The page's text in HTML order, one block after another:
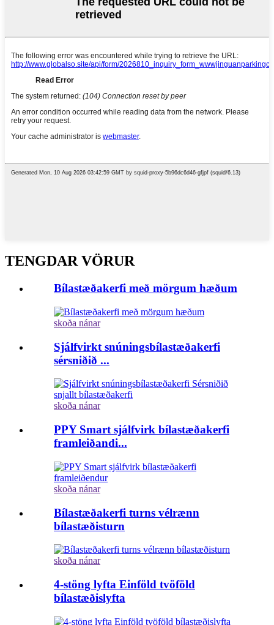
TENGDAR VÖRUR
Bílastæðakerfi með mörgum hæðum
skoða nánar
Sjálfvirkt snúningsbílastæðakerfi
sérsniðið ...
skoða nánar
PPY Smart sjálfvirk bílastæðakerfi
framleiðandi...
skoða nánar
Bílastæðakerfi turns vélrænn
bílastæðisturn
skoða nánar
4-stöng lyfta Einföld tvöföld
bílastæðislyfta